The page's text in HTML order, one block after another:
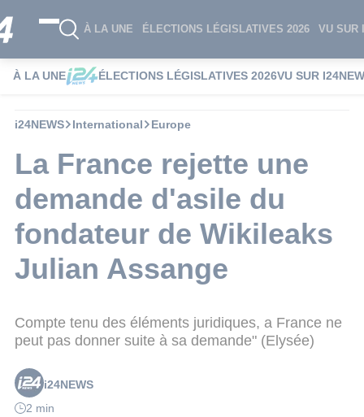
À LA UNE ÉLECTIONS LÉGISLATIVES 2026 VU SUR
À LA UNE ÉLECTIONS LÉGISLATIVES 2026VU SUR
i24NEWS International Europe
La France rejette une
demande d'asile du
fondateur de Wikileaks
Julian Assange
Compte tenu des éléments juridiques, a France ne
peut pas donner suite à sa demande" (Elysée)
i24NEWS
2 min